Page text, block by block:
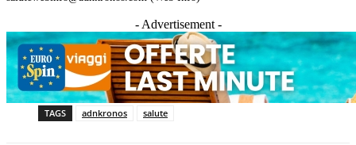
- Advertisement -
TAGS adnkronos salute